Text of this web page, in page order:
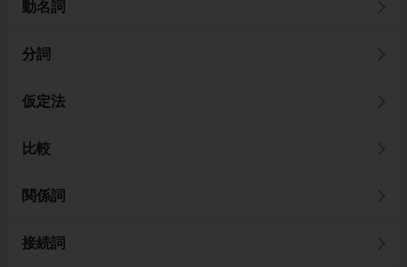
動名詞
分詞
仮定法
比較
関係詞
接続詞